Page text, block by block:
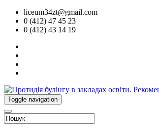
liceum34zt@gmail.com
0 (412) 47 45 23
0 (412) 43 14 19
Toggle navigation